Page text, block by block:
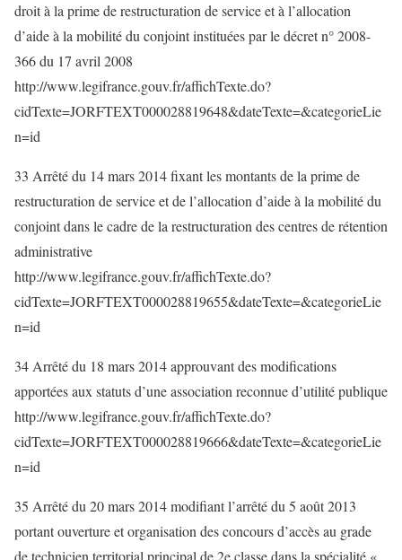
droit à la prime de restructuration de service et à l’allocation
d’aide à la mobilité du conjoint instituées par le décret n° 2008-
366 du 17 avril 2008
http://www.legifrance.gouv.fr/affichTexte.do?
cidTexte=JORFTEXT000028819648&dateTexte=&categorieLie
n=id
33 Arrêté du 14 mars 2014 fixant les montants de la prime de
restructuration de service et de l’allocation d’aide à la mobilité du
conjoint dans le cadre de la restructuration des centres de rétention
administrative
http://www.legifrance.gouv.fr/affichTexte.do?
cidTexte=JORFTEXT000028819655&dateTexte=&categorieLie
n=id
34 Arrêté du 18 mars 2014 approuvant des modifications
apportées aux statuts d’une association reconnue d’utilité publique
http://www.legifrance.gouv.fr/affichTexte.do?
cidTexte=JORFTEXT000028819666&dateTexte=&categorieLie
n=id
35 Arrêté du 20 mars 2014 modifiant l’arrêté du 5 août 2013
portant ouverture et organisation des concours d’accès au grade
de technicien territorial principal de 2e classe dans la spécialité «